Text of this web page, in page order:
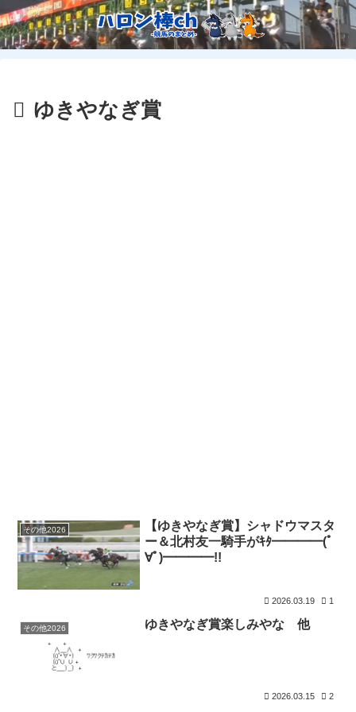
ゆきやなぎ賞
その他2026
【ゆきやなぎ賞】シャドウマスタ
ー＆北村友一騎手がｷﾀ━━━━(ﾟ
∀ﾟ)━━━━!!
2026.03.19 1
その他2026 ゆきやなぎ賞楽しみやな 他
2026.03.15 2